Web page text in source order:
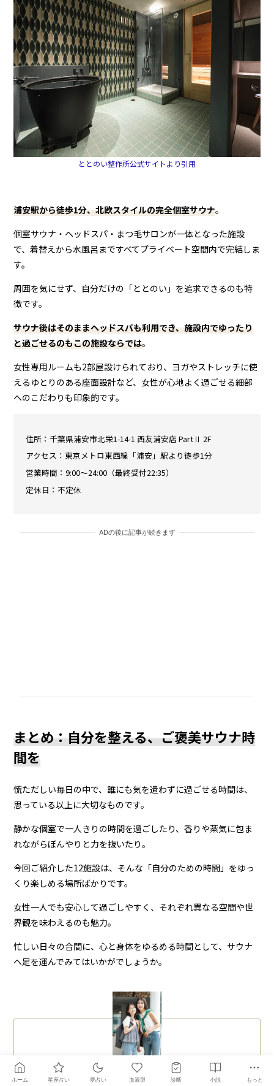
ととのい整作所公式サイトより引用
浦安駅から徒歩1分、北欧スタイルの完全個室サウナ。
個室サウナ・ヘッドスパ・まつ毛サロンが一体となった施設
で、着替えから水風呂まですべてプライベート空間内で完結しま
す。
周囲を気にせず、自分だけの「ととのい」を追求できるのも特
徴です。
サウナ後はそのままヘッドスパも利用でき、施設内でゆったり
と過ごせるのもこの施設ならでは。
女性専用ルームも2部屋設けられており、ヨガやストレッチに使
えるゆとりのある座面設計など、女性が心地よく過ごせる細部
へのこだわりも印象的です。
住所：千葉県浦安市北栄1-14-1 西友浦安店 PartⅡ 2F
アクセス：東京メトロ東西線「浦安」駅より徒歩1分
営業時間：9:00〜24:00（最終受付22:35）
定休日：不定休
ADの後に記事が続きます
まとめ：自分を整える、ご褒美サウナ時
間を
慌ただしい毎日の中で、誰にも気を遣わずに過ごせる時間は、
思っている以上に大切なものです。
静かな個室で一人きりの時間を過ごしたり、香りや蒸気に包ま
れながらぼんやりと力を抜いたり。
今回ご紹介した12施設は、そんな「自分のための時間」をゆっ
くり楽しめる場所ばかりです。
女性一人でも安心して過ごしやすく、それぞれ異なる空間や世
界観を味わえるのも魅力。
忙しい日々の合間に、心と身体をゆるめる時間として、サウナ
へ足を運んでみてはいかがでしょうか。
PROFILE
GLAM Travel Editorial
ホーム 星座占い 夢占い 血液型 診断 小説 もっと